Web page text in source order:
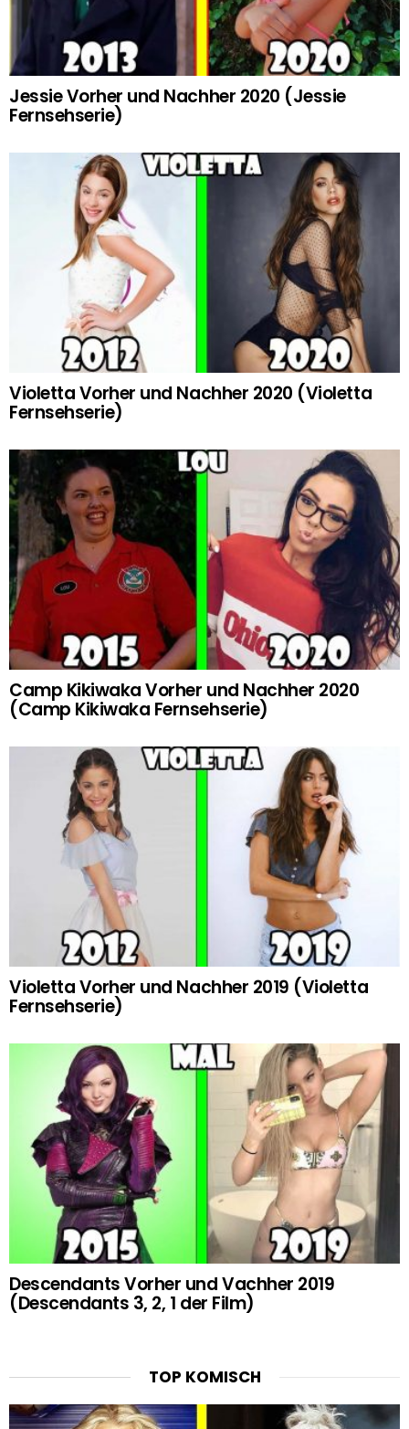
Jessie Vorher und Nachher 2020 (Jessie
Fernsehserie)
Violetta Vorher und Nachher 2020 (Violetta
Fernsehserie)
Camp Kikiwaka Vorher und Nachher 2020
(Camp Kikiwaka Fernsehserie)
Violetta Vorher und Nachher 2019 (Violetta
Fernsehserie)
Descendants Vorher und Vachher 2019
(Descendants 3, 2, 1 der Film)
TOP KOMISCH